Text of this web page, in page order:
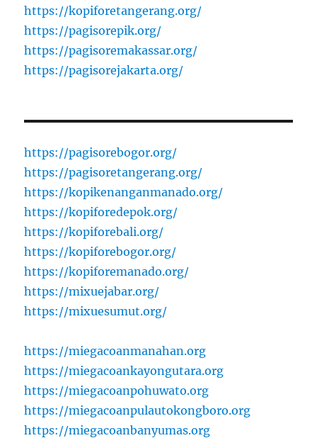
https://kopiforetangerang.org/
https://pagisorepik.org/
https://pagisoremakassar.org/
https://pagisorejakarta.org/
https://pagisorebogor.org/
https://pagisoretangerang.org/
https://kopikenanganmanado.org/
https://kopiforedepok.org/
https://kopiforebali.org/
https://kopiforebogor.org/
https://kopiforemanado.org/
https://mixuejabar.org/
https://mixuesumut.org/
https://miegacoanmanahan.org
https://miegacoankayongutara.org
https://miegacoanpohuwato.org
https://miegacoanpulautokongboro.org
https://miegacoanbanyumas.org